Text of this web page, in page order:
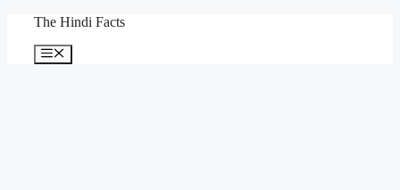
content
The Hindi Facts
Menu